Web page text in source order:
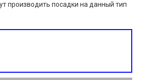
производить посадки на данный тип